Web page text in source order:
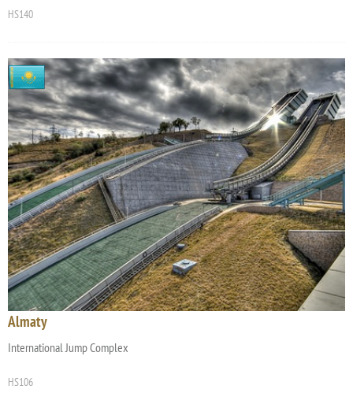
HS140
Almaty
International Jump Complex
HS106